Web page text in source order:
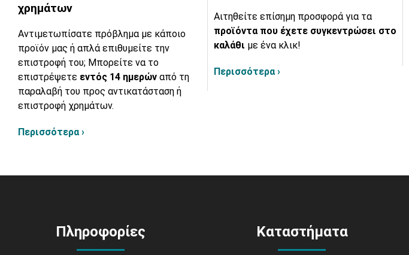
χρημάτων
Αντιμετωπίσατε πρόβλημα με κάποιο
προϊόν μας ή απλά επιθυμείτε την
επιστροφή του; Μπορείτε να το
επιστρέψετε εντός 14 ημερών από τη
παραλαβή του προς αντικατάσταση ή
επιστροφή χρημάτων.
Περισσότερα ›
Αιτηθείτε επίσημη προσφορά για τα
προϊόντα που έχετε συγκεντρώσει στο
καλάθι με ένα κλικ!
Περισσότερα ›
Πληροφορίες Καταστήματα